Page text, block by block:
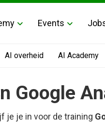
Events
AI overheid AI Academy
Google
je je in voor de training